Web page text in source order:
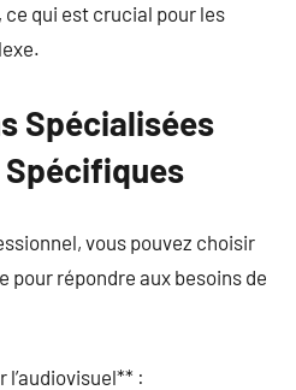
qui est crucial pour les
Spécialisées
vous pouvez choisir
pour répondre aux besoins de
l’audiovisuel** :